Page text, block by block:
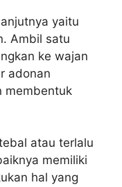
yaitu
Ambil satu
ke wajan
adonan
membentuk
atau terlalu
memiliki
hal yang